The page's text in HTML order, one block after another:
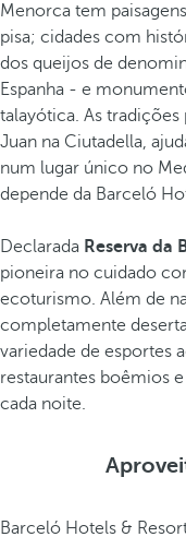
Menorca tem
pisa; cidades com
dos queijos de
Espanha - e
talayótica. As tradições
Juan na Ciutadella,
num lugar único no
depende da Barceló
Declarada Reserva da
pioneira no cuidado
ecoturismo. Além de
completamente
variedade de esportes
restaurantes boêmios
cada noite.
Barceló Hotels &